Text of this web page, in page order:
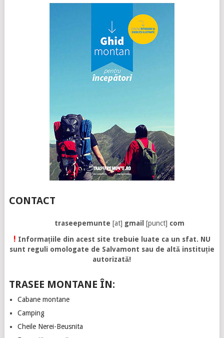
CONTACT
traseepemunte [at] gmail [punct] com
! Informațiile din acest site trebuie luate ca un sfat. NU
sunt reguli omologate de Salvamont sau de altă instituție
autorizată!
TRASEE MONTANE ÎN:
Cabane montane
Camping
Cheile Nerei-Beusnita